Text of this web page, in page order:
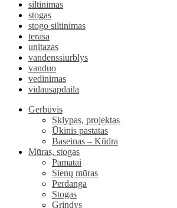
siltinimas
stogas
stogo siltinimas
terasa
unitazas
vandenssiurblys
vanduo
vedinimas
vidausapdaila
Gerbūvis
Sklypas, projektas
Ūkinis pastatas
Baseinas – Kūdra
Mūras, stogas
Pamatai
Sienų mūras
Perdanga
Stogas
Grindys